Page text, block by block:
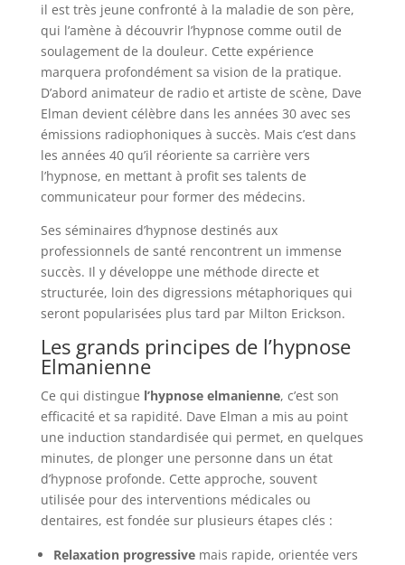
il est très jeune confronté à la maladie de son père,
qui l’amène à découvrir l’hypnose comme outil de
soulagement de la douleur. Cette expérience
marquera profondément sa vision de la pratique.
D’abord animateur de radio et artiste de scène, Dave
Elman devient célèbre dans les années 30 avec ses
émissions radiophoniques à succès. Mais c’est dans
les années 40 qu’il réoriente sa carrière vers
l’hypnose, en mettant à profit ses talents de
communicateur pour former des médecins.
Ses séminaires d’hypnose destinés aux
professionnels de santé rencontrent un immense
succès. Il y développe une méthode directe et
structurée, loin des digressions métaphoriques qui
seront popularisées plus tard par Milton Erickson.
Les grands principes de l’hypnose
Elmanienne
Ce qui distingue l’hypnose elmanienne, c’est son
efficacité et sa rapidité. Dave Elman a mis au point
une induction standardisée qui permet, en quelques
minutes, de plonger une personne dans un état
d’hypnose profonde. Cette approche, souvent
utilisée pour des interventions médicales ou
dentaires, est fondée sur plusieurs étapes clés :
Relaxation progressivemais rapide, orientée vers